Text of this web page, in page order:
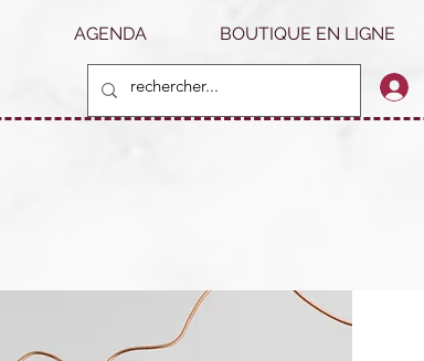
AGENDA BOUTIQUE EN LIGNE